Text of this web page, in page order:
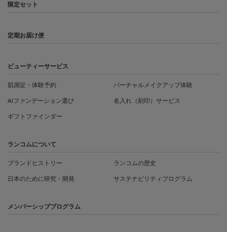
限定セット
定期お届け便
ビューティーサービス
肌測定・体験予約 バーチャルメイクアップ体験
AIファンデーション選び 名入れ（刻印）サービス
ギフトファインダー
ランコムについて
ブランドヒストリー ランコムの歴史
日本のために研究・開発 サステナビリティプログラム
メンバーシッププログラム